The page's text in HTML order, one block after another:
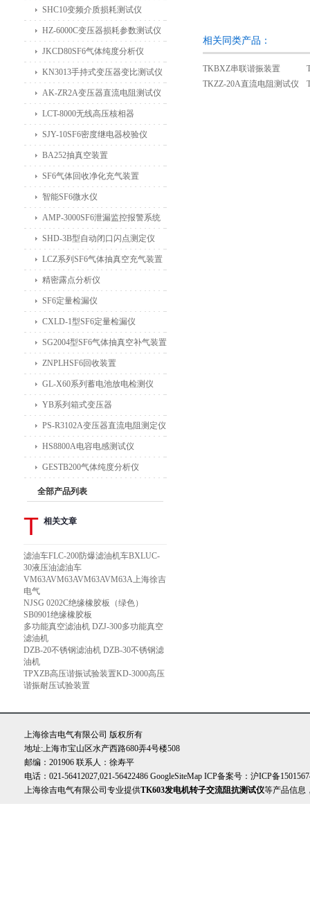
相关同类产品：
TKBXZ串联谐振装置
TKZZ-20A直流电阻测试仪
SHC10变频介质损耗测试仪
HZ-6000C变压器损耗参数测试仪
JKCD80SF6气体纯度分析仪
KN3013手持式变压器变比测试仪
AK-ZR2A变压器直流电阻测试仪
LCT-8000无线高压核相器
SJY-10SF6密度继电器校验仪
BA252抽真空装置
SF6气体回收净化充气装置
智能SF6微水仪
AMP-3000SF6泄漏监控报警系统
SHD-3B型自动闭口闪点测定仪
LCZ系列SF6气体抽真空充气装置
精密露点分析仪
SF6定量检漏仪
CXLD-1型SF6定量检漏仪
SG2004型SF6气体抽真空补气装置
ZNPLHSF6回收装置
GL-X60系列蓄电池放电检测仪
YB系列箱式变压器
PS-R3102A变压器直流电阻测定仪
HS8800A电容电感测试仪
GESTB200气体纯度分析仪
全部产品列表
T 相关文章
滤油车FLC-200防爆滤油机车BXLUC-
30液压油滤油车
VM63AVM63AVM63AVM63A上海徐吉
电气
NJSG 0202C绝缘橡胶板（绿色）
SB0901绝缘橡胶板
多功能真空滤油机 DZJ-300多功能真空
滤油机
DZB-20不锈钢滤油机 DZB-30不锈钢滤
油机
TPXZB高压谐振试验装置KD-3000高压
谐振耐压试验装置
上海徐吉电气有限公司 版权所有
地址:上海市宝山区水产西路680弄4号楼508
邮编：201906 联系人：徐寿平
电话：021-56412027,021-56422486 GoogleSiteMap ICP备案号： 沪ICP备
上海徐吉电气有限公司专业提供TK603发电机转子交流阻抗测试仪等产品信息